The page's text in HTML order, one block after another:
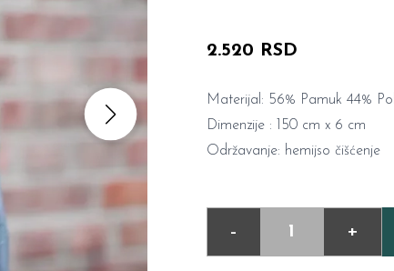
2.520 RSD
Materijal: 56% Pamuk 44%
Dimenzije : 150 cm x 6 cm
Održavanje: hemijso čišćenje
- +